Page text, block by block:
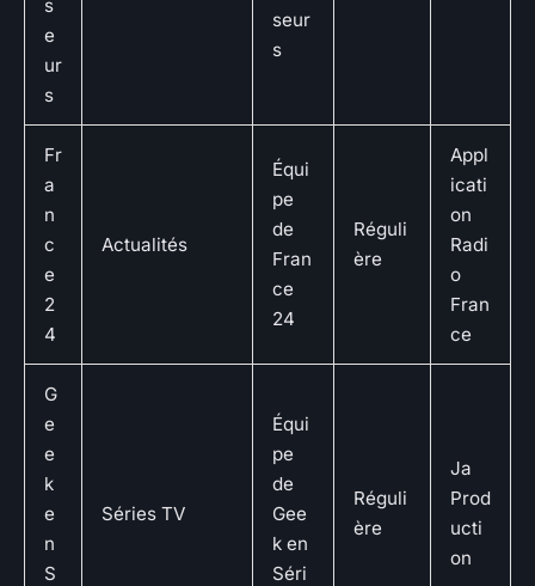
s
e
ur
s
seur
s
Fr
a
n
c
e
2
4
Actualités
Équi
pe
de
Fran
ce
24
Réguli
ère
Appl
icati
on
Radi
o
Fran
ce
G
e
e
k
e
n
S
Séries TV
Équi
pe
de
Gee
k en
Séri
Réguli
ère
Ja
Prod
ucti
on